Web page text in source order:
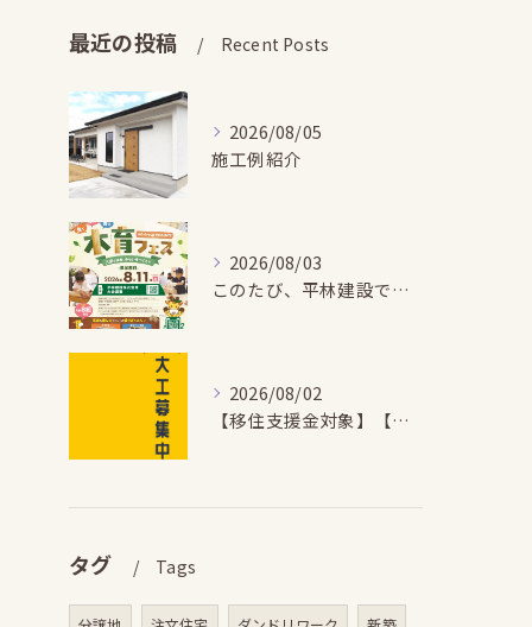
最近の投稿 Recent Posts
2026/08/05
施工例紹介
2026/08/03
このたび、平林建設では、お子さまが木とふれあい・木について学...
2026/08/02
【移住支援金対象】【未経験歓迎】大多喜町で「見えないところも...
タグ Tags